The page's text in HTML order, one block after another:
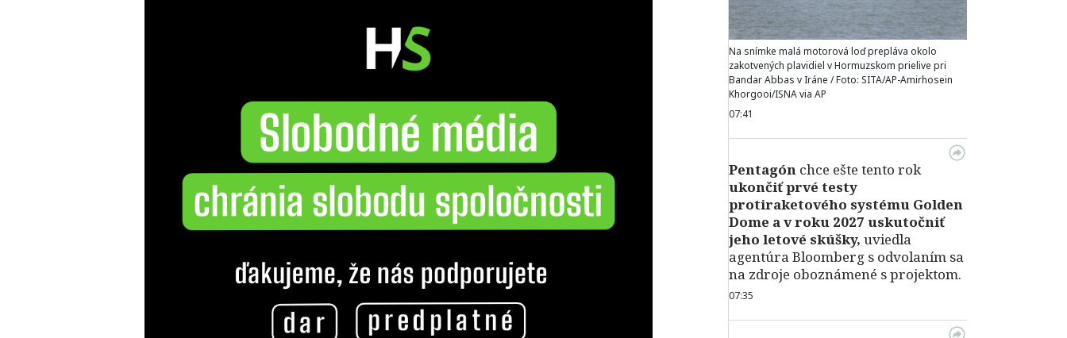
Na snímke malá motorová loď prepláva okolo
zakotvených plavidiel v Hormuzskom prielive pri
Bandar Abbas v Iráne / Foto: SITA/AP-Amirhosein
Khorgooi/ISNA via AP
07:41
Pentagón chce ešte tento rok
ukončiť prvé testy
protiraketového systému Golden
Dome a v roku 2027 uskutočniť
jeho letové skúšky, uviedla
agentúra Bloomberg s odvolaním sa
na zdroje oboznámené s projektom.
07:35